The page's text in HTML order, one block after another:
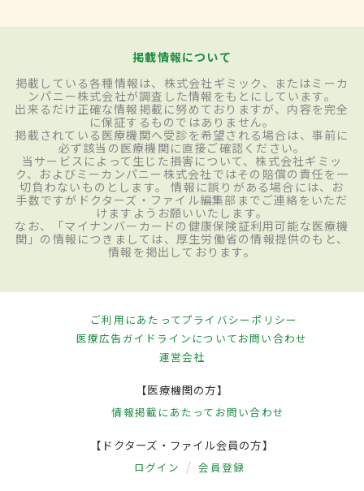
掲載情報について
掲載している各種情報は、株式会社ギミック、またはミーカ
ンパニー株式会社が調査した情報をもとにしています。
出来るだけ正確な情報掲載に努めておりますが、内容を完全
に保証するものではありません。
掲載されている医療機関へ受診を希望される場合は、事前に
必ず該当の医療機関に直接ご確認ください。
当サービスによって生じた損害について、株式会社ギミッ
ク、およびミーカンパニー株式会社ではその賠償の責任を一
切負わないものとします。 情報に誤りがある場合には、お
手数ですがドクターズ・ファイル編集部までご連絡をいただ
けますようお願いいたします。
なお、「マイナンバーカードの健康保険証利用可能な医療機
関」の情報につきましては、厚生労働省の情報提供のもと、
情報を掲出しております。
ご利用にあたってプライバシーポリシー
医療広告ガイドラインについてお問い合わせ
運営会社
【医療機関の方】
情報掲載にあたって お問い合わせ
【ドクターズ・ファイル会員の方】
ログイン 会員登録